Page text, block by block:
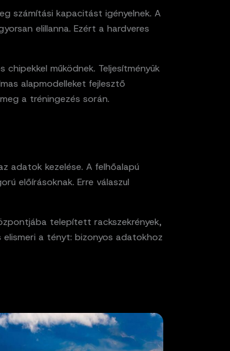
számítási kapacitást igényelnek. A
elillanna. Ezért a hardveres
chipekkel működnek. Teljesítményük
alapmodelleket fejlesztő
a tréningezés során.
adatok kezelése. A felhőalapú
előírásoknak. Erre válaszul
telepített rackszekrények,
elismeri a tényt: bizonyos adatokhoz